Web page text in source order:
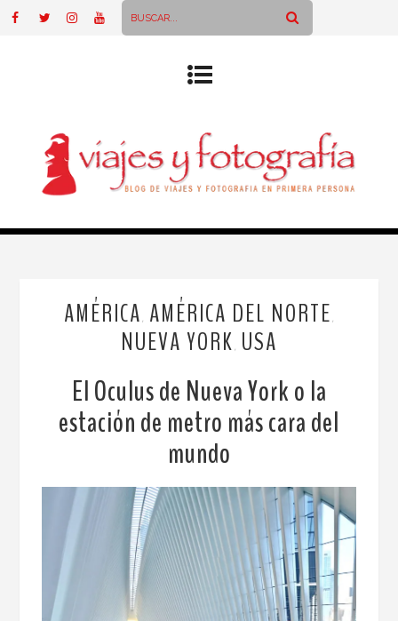
AMÉRICA AMÉRICA DEL NORTE
NUEVA YORK USA
El Oculus de Nueva York o la
estación de metro más cara del
mundo